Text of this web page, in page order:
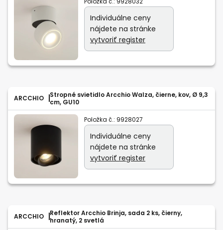
Individuálne ceny
nájdete na stránke
vytvoriť register
ARCCHIO
Stropné svietidlo Arcchio Walza, čierne, kov, Ø 9,3
cm, GU10
Položka č.: 9928027
Individuálne ceny
nájdete na stránke
vytvoriť register
ARCCHIO
Reflektor Arcchio Brinja, sada 2 ks, čierny,
hranatý, 2 svetlá